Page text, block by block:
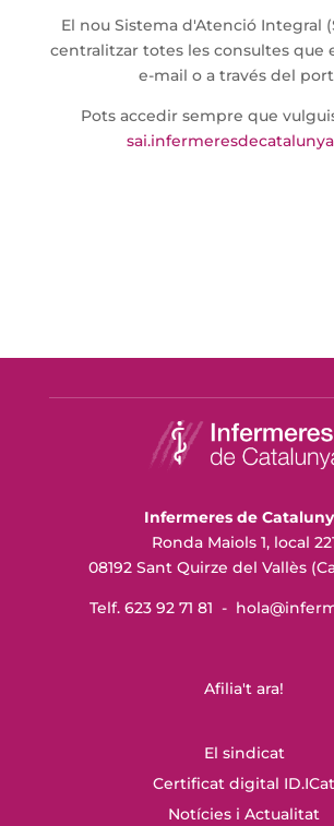
El nou Sistema d'Atenció Integral
centralitzar totes les consultes que
e-mail o a través del
Pots accedir sempre que
Infermeres de
Ronda Maiols 1, local
08192 Sant Quirze del Vallès
Telf. 623 92 71 81 -
Afilia't ara!
El sindicat
Certificat digital ID.ICat
Notícies i Actualitat